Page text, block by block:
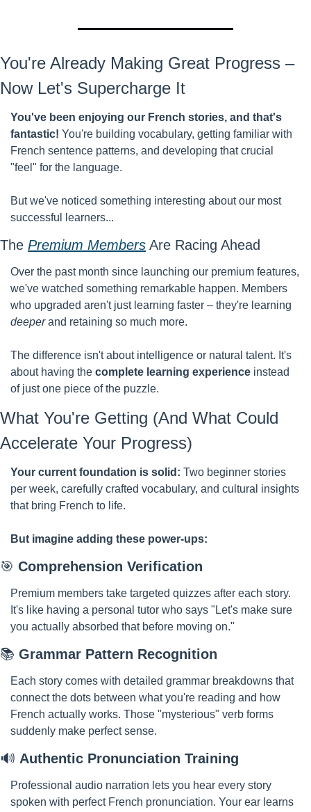
You're Already Making Great Progress –
Now Let's Supercharge It
You've been enjoying our French stories, and that's
fantastic! You're building vocabulary, getting familiar with
French sentence patterns, and developing that crucial
"feel" for the language.
But we've noticed something interesting about our most
successful learners...
The Premium Members Are Racing Ahead
Over the past month since launching our premium features,
we've watched something remarkable happen. Members
deeper and retaining so much more.
The difference isn't about intelligence or natural talent. It's
about having the complete learning experience instead
of just one piece of the puzzle.
What You're Getting (And What Could
Accelerate Your Progress)
Your current foundation is solid: Two beginner stories
per week, carefully crafted vocabulary, and cultural insights
that bring French to life.
But imagine adding these power-ups:
🎯 Comprehension Verification
Premium members take targeted quizzes after each story.
It's like having a personal tutor who says "Let's make sure
you actually absorbed that before moving on."
📚 Grammar Pattern Recognition
Each story comes with detailed grammar breakdowns that
connect the dots between what you're reading and how
French actually works. Those "mysterious" verb forms
suddenly make perfect sense.
🔊 Authentic Pronunciation Training
Professional audio narration lets you hear every story
spoken with perfect French pronunciation. Your ear learns